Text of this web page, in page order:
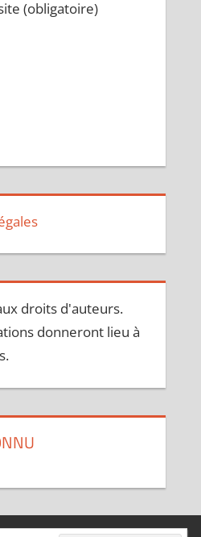
(obligatoire)
droits d'auteurs.
donneront lieu à